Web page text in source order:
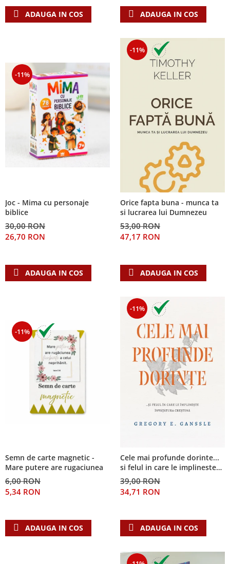
ADAUGA IN COS ADAUGA IN COS
-11%
Joc - Mima cu personaje
biblice
30,00 RON
26,70 RON
ADAUGA IN COS
-11%
Orice fapta buna - munca ta
si lucrarea lui Dumnezeu
53,00 RON
47,17 RON
ADAUGA IN COS
-11%
Semn de carte magnetic -
Mare putere are rugaciunea
6,00 RON
5,34 RON
ADAUGA IN COS
-11%
Cele mai profunde dorinte...
si felul in care le implineste
invatatura crestina
39,00 RON
34,71 RON
ADAUGA IN COS